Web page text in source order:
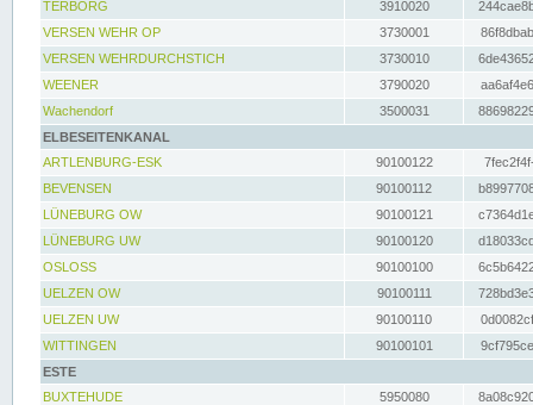
TERBORG
3910020
VERSEN WEHR OP
3730001
VERSEN WEHRDURCHSTICH
3730010
WEENER
3790020
Wachendorf
3500031
ELBESEITENKANAL
ARTLENBURG-ESK
90100122
BEVENSEN
90100112
LÜNEBURG OW
90100121
LÜNEBURG UW
90100120
OSLOSS
90100100
UELZEN OW
90100111
UELZEN UW
90100110
WITTINGEN
90100101
ESTE
BUXTEHUDE
5950080